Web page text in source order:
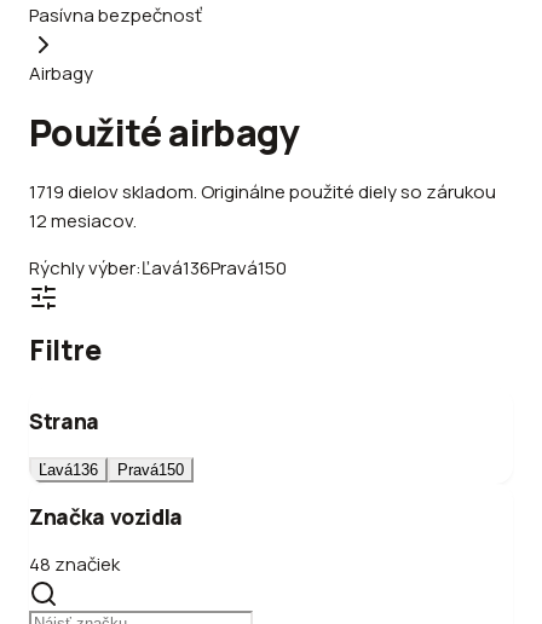
Pasívna bezpečnosť
Airbagy
Použité airbagy
1719dielovskladom.Originálne použité diely so zárukou
12 mesiacov.
Rýchly výber:Ľavá136Pravá150
Filtre
Strana
Ľavá136 Pravá150
Značka vozidla
48 značiek